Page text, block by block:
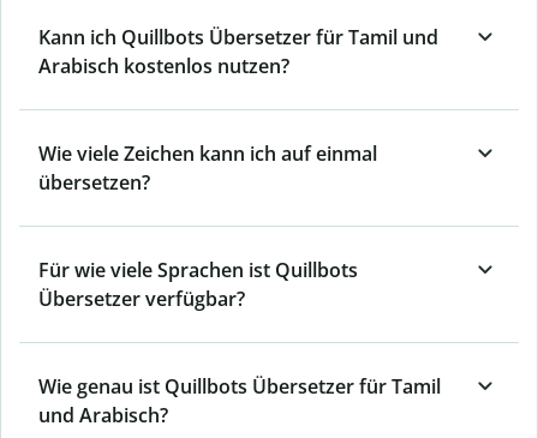
Kann ich Quillbots Übersetzer für Tamil und
Arabisch kostenlos nutzen?
Wie viele Zeichen kann ich auf einmal
übersetzen?
Für wie viele Sprachen ist Quillbots
Übersetzer verfügbar?
Wie genau ist Quillbots Übersetzer für Tamil
und Arabisch?